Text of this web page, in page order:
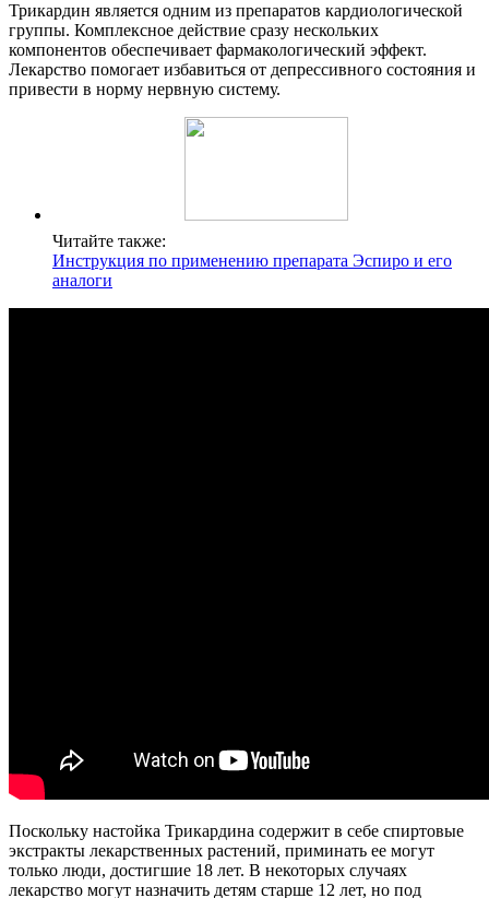
Трикардин является одним из препаратов кардиологической
группы. Комплексное действие сразу нескольких
компонентов обеспечивает фармакологический эффект.
Лекарство помогает избавиться от депрессивного состояния и
привести в норму нервную систему.
Читайте также:
Инструкция по применению препарата Эспиро и его
аналоги
Поскольку настойка Трикардина содержит в себе спиртовые
экстракты лекарственных растений, приминать ее могут
только люди, достигшие 18 лет. В некоторых случаях
лекарство могут назначить детям старше 12 лет, но под